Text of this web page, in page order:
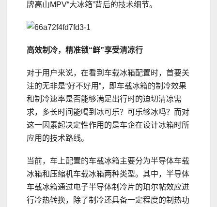
牌高山MPV“大冰箱”背后的技术细节。
高效制冷， 精准锁“鲜”享受清凉行
对于用户来说，在看到车载冰箱配置时，首要关
注的无非是“好不好用”，即车载冰箱的制冷效果
和制冷速率是否能够满足出行时的迫切清凉需
求，多长时间能喝到冰可乐？可乐够冰吗？而对
这一因素起决定性作用的是车企在设计冰箱时所
应用的技术路线。
当前，车上配置的车载冰箱主要分为半导体车载
冰箱和压缩机车载冰箱两种类型。其中，半导体
车载冰箱通过电子半导体制冷片的珀尔帖效应进
行冷热转换，除了制冷还具备一定程度的制热功